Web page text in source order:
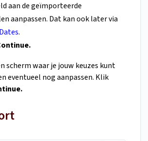
aan de geïmporteerde
aanpassen. Dat kan ook later via
.
scherm waar je jouw keuzes kunt
eventueel nog aanpassen. Klik